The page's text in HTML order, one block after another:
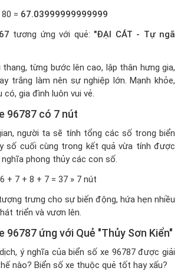
= 67.03999999999999
67 tương ứng với quẻ: "ĐẠI CÁT - Tự ngã
thang, từng bước lên cao, lập thân hưng gia,
trắng làm nên sự nghiệp lớn. Mạnh khỏe,
có, gia đình luôn vui vẻ.
96787 có 7 nút
người ta sẽ tính tổng các số trong biển
số cuối cùng trong kết quả vừa tính được
phong thủy các con số.
+ 7 + 8 + 7 = 37 » 7 nút
trưng cho sự biến động, hứa hẹn nhiều
triển và vươn lên.
96787 ứng với Quẻ "Thủy Sơn Kiển"
ý nghĩa của biển số xe 96787 được giải
nào? Biển số xe thuộc quẻ tốt hay xấu?